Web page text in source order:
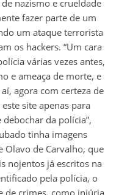
nazismo e crueldade
fazer parte de um
um ataque terrorista
os hackers. “Um cara
várias vezes antes,
e ameaça de morte, e
agora com certeza de
site apenas para
da polícia”,
tinha imagens
Olavo de Carvalho, que
nojentos já escritos na
pela polícia, o
de crimes, como injúria